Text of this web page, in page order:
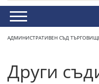
АДМИНИСТРАТИВЕН СЪД
Други